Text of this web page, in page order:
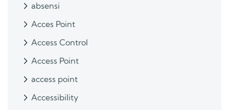
absensi
Acces Point
Access Control
Access Point
access point
Accessibility